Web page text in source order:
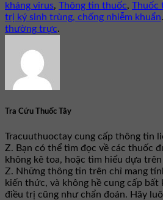
kháng virus, Thông tin thuốc, Thuốc
trị ký sinh trùng, chống nhiễm khuẩn
thường trực.
Tra Cứu Thuốc Tây
Tracuuthuoctay cung cấp thông tin
Z. Bạn có thể tìm đọc về các thuốc
không kê toa, hoặc tìm hiểu dựa
Z. Những thông tin trên chỉ mang
kiến thức, và không hề cung cấp bất
điều trị cũng như chẩn đoán. Hãy